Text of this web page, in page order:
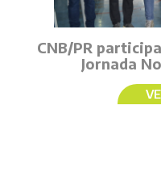
CNB/PR
Jornada